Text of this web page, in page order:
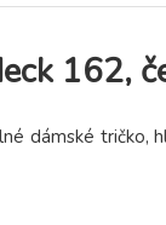
162,
dámské tričko,